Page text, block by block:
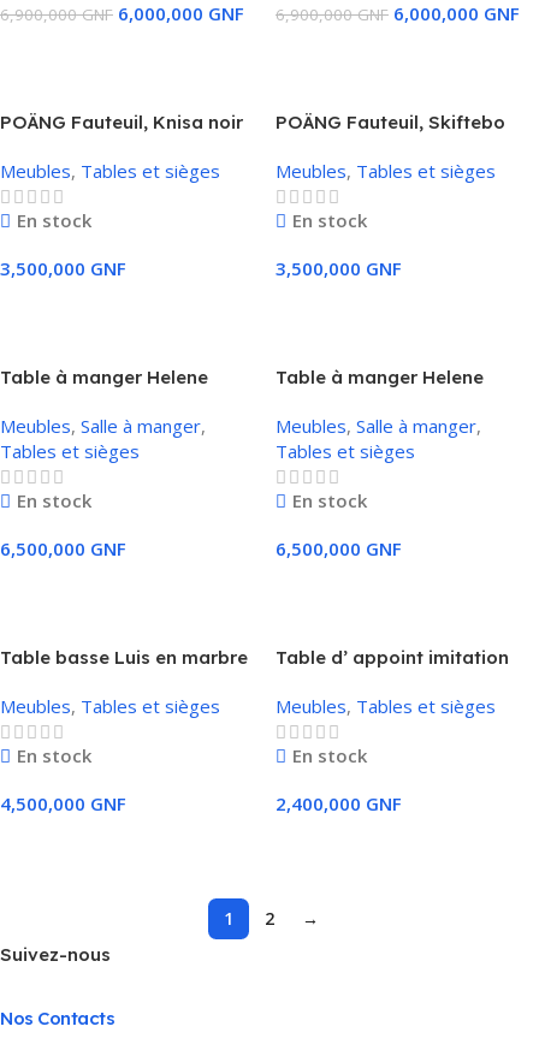
6,900,000GNF 6,000,000 GNF 6,900,000GNF 6,000,000 GNF
POÄNG Fauteuil, Knisa noir
Meubles, Tables et sièges
En stock
3,500,000 GNF
POÄNG Fauteuil, Skiftebo
Meubles, Tables et sièges
En stock
3,500,000 GNF
Table à manger Helene
grises
Meubles, Salle à manger,
Tables et sièges
En stock
6,500,000 GNF
Table à manger Helene
chaises noires
Meubles, Salle à manger,
Tables et sièges
En stock
6,500,000 GNF
Table basse Luis en marbre
Meubles, Tables et sièges
En stock
4,500,000 GNF
Table d’ appoint imitation
Meubles, Tables et sièges
En stock
2,400,000 GNF
1 2
→
Suivez-nous
Nos Contacts